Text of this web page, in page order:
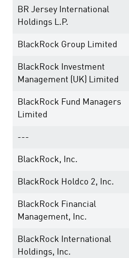
BR Jersey International
Holdings L.P.
BlackRock Group Limited
BlackRock Investment
Management (UK) Limited
BlackRock Fund Managers
Limited
---
BlackRock, Inc.
BlackRock Holdco 2, Inc.
BlackRock Financial
Management, Inc.
BlackRock International
Holdings, Inc.